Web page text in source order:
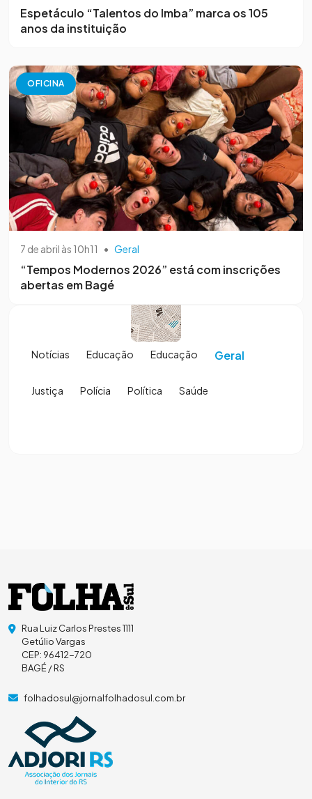
Espetáculo “Talentos do Imba” marca os 105
anos da instituição
OFICINA
7 de abril às 10h11 • Geral
“Tempos Modernos 2026” está com inscrições
abertas em Bagé
Notícias Educação Educação Geral
Justiça Polícia Política Saúde
Rua Luiz Carlos Prestes 1111
Getúlio Vargas
CEP: 96412-720
BAGÉ / RS
folhadosul@jornalfolhadosul.com.br